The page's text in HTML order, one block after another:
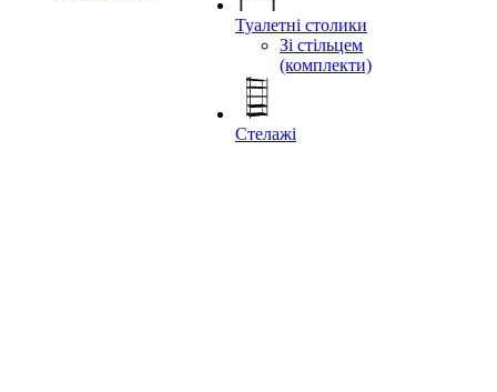
Туалетні столики
Зі стільцем
(комплекти)
Стелажі